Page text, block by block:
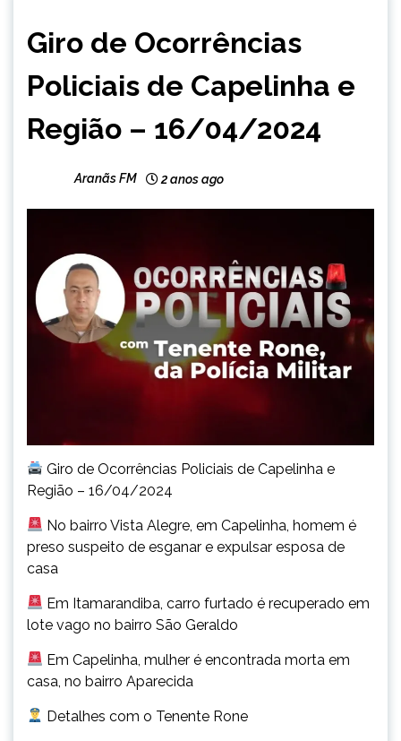
MINAS
NOTÍCIAS
Giro de Ocorrências
Policiais de Capelinha e
Região – 16/04/2024
Aranãs FM 2 anos ago
Giro de Ocorrências Policiais de Capelinha e
Região – 16/04/2024
No bairro Vista Alegre, em Capelinha, homem é
preso suspeito de esganar e expulsar esposa de
casa
Em Itamarandiba, carro furtado é recuperado em
lote vago no bairro São Geraldo
Em Capelinha, mulher é encontrada morta em
casa, no bairro Aparecida
Detalhes com o Tenente Rone